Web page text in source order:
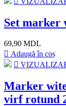
Set marker
69,90 MDL
Adaugă în coș
Marker
virf rotund